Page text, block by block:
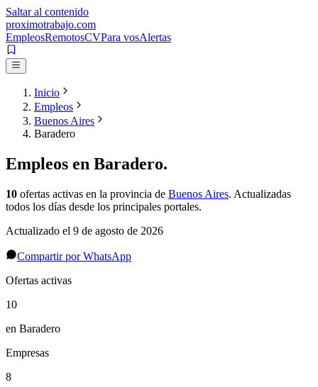
Saltar al contenido
proximotrabajo.com
EmpleosRemotosCVPara vosAlertas
Inicio
Empleos
Buenos Aires
Baradero
Empleos en Baradero.
10 ofertas activas en la provincia de Buenos Aires. Actualizadas
todos los días desde los principales portales.
Actualizado el 9 de agosto de 2026
Compartir por WhatsApp
Ofertas activas
10
en Baradero
Empresas
8